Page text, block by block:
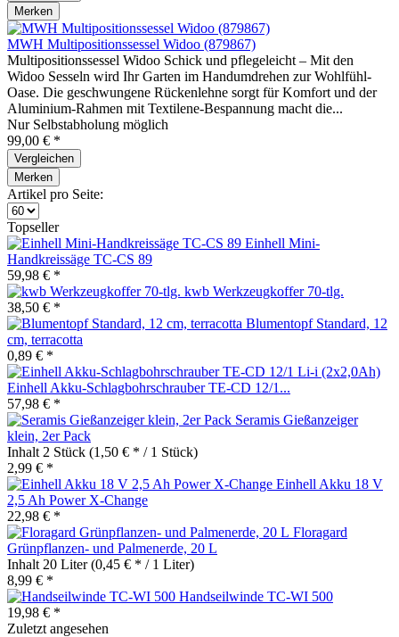
Merken
MWH Multipositionssessel Widoo (879867)
Multipositionssessel Widoo Schick und pflegeleicht – Mit den
Widoo Sesseln wird Ihr Garten im Handumdrehen zur Wohlfühl-
Oase. Die geschwungene Rückenlehne sorgt für Komfort und der
Aluminium-Rahmen mit Textilene-Bespannung macht die...
Nur Selbstabholung möglich
99,00 € *
Vergleichen
Merken
Artikel pro Seite:
Topseller
Einhell Mini-
Handkreissäge TC-CS 89
59,98 € *
kwb Werkzeugkoffer 70-tlg.
38,50 € *
Blumentopf Standard, 12
cm, terracotta
0,89 € *
Einhell Akku-Schlagbohrschrauber TE-CD 12/1...
57,98 € *
Seramis Gießanzeiger
klein, 2er Pack
Inhalt 2 Stück (1,50 € * / 1 Stück)
2,99 € *
Einhell Akku 18 V
2,5 Ah Power X-Change
22,98 € *
Floragard
Grünpflanzen- und Palmenerde, 20 L
Inhalt 20 Liter(0,45 € * / 1 Liter)
8,99 € *
Handseilwinde TC-WI 500
19,98 € *
Zuletzt angesehen